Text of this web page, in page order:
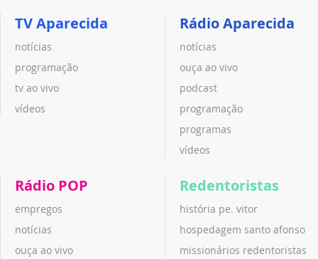
TV Aparecida
notícias
programação
tv ao vivo
vídeos
Rádio Aparecida
notícias
ouça ao vivo
podcast
programação
programas
vídeos
Rádio POP
empregos
notícias
ouça ao vivo
Redentoristas
história pe. vitor
hospedagem santo afonso
missionários redentoristas